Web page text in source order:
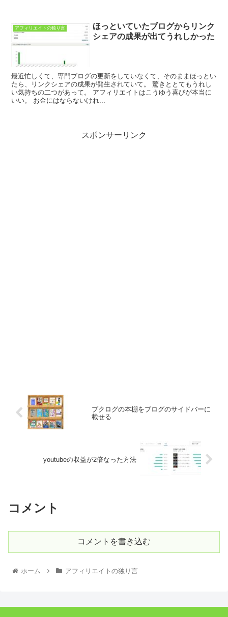
アフィリエイトの独り言
ほっといていたブログからリンク
シェアの成果が出てうれしかった
最近忙しくて、専門ブログの更新をしていなくて、そのままほっとい
たら、リンクシェアの成果が発生されていて。 驚きととてもうれし
い気持ちの二つがあって。 アフィリエイトはこうゆう喜びが本当に
いい。 お金にはならないけれ...
スポンサーリンク
ブクログの本棚をブログのサイドバーに
載せる
youtubeの収益が2倍なった方法
コメント
コメントを書き込む
ホーム アフィリエイトの独り言